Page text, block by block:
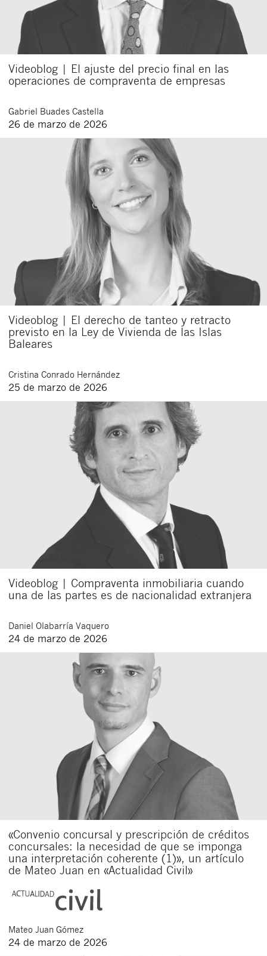
Videoblog | El ajuste del precio final en las
operaciones de compraventa de empresas
Gabriel Buades Castella
26 de marzo de 2026
Videoblog | El derecho de tanteo y retracto
previsto en la Ley de Vivienda de las Islas
Baleares
Cristina Conrado Hernández
25 de marzo de 2026
Videoblog | Compraventa inmobiliaria cuando
una de las partes es de nacionalidad extranjera
Daniel Olabarría Vaquero
24 de marzo de 2026
«Convenio concursal y prescripción de créditos
concursales: la necesidad de que se imponga
una interpretación coherente (1)», un artículo
de Mateo Juan en «Actualidad Civil»
Mateo Juan Gómez
24 de marzo de 2026